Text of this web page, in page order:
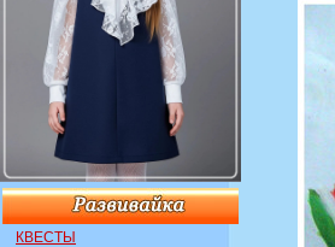
КВЕСТЫ